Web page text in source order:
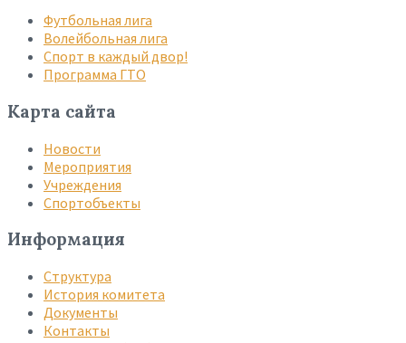
Футбольная лига
Волейбольная лига
Спорт в каждый двор!
Программа ГТО
Карта сайта
Новости
Мероприятия
Учреждения
Спортобъекты
Информация
Структура
История комитета
Документы
Контакты